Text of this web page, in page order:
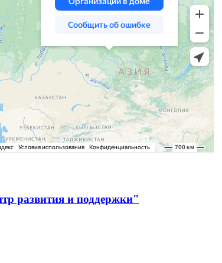
развития и поддержки"